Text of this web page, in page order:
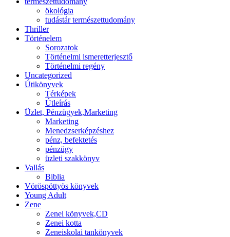
ökológia
tudástár természettudomány
Thriller
Történelem
Sorozatok
Történelmi ismeretterjesztő
Történelmi regény
Uncategorized
Útikönyvek
Térképek
Útleírás
Üzlet, Pénzügyek,Marketing
Marketing
Menedzserképzéshez
pénz, befektetés
pénzügy
üzleti szakkönyv
Vallás
Biblia
Vöröspöttyös könyvek
Young Adult
Zene
Zenei könyvek,CD
Zenei kotta
Zeneiskolai tankönyvek